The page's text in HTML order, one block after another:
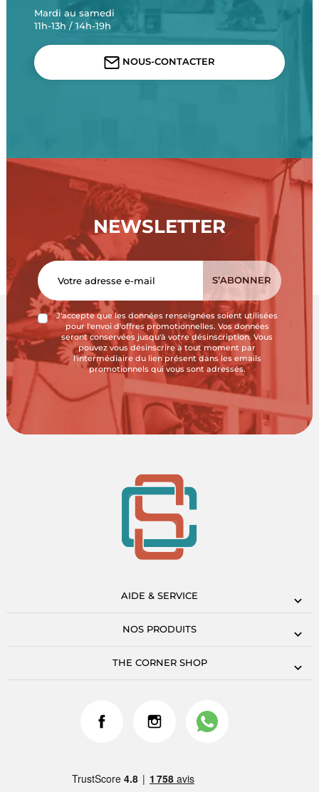
Mardi au samedi
11h-13h / 14h-19h
NOUS-CONTACTER
NEWSLETTER
J'accepte que les données renseignées soient utilisées
pour l'envoi d'offres promotionnelles. Vos données
seront conservées jusqu'à votre désinscription. Vous
pouvez vous désinscrire à tout moment par
l'intermédiaire du lien présent dans les emails
promotionnels qui vous sont adressés.
AIDE & SERVICE
NOS PRODUITS
THE CORNER SHOP